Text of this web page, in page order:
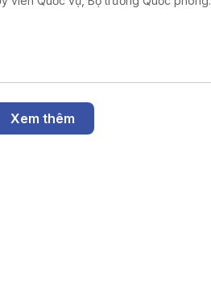
Xem thêm